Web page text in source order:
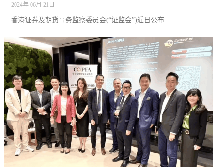
2024年 06月 21日
香港证券及期货事务监察委员会(“证监会”)近日公布